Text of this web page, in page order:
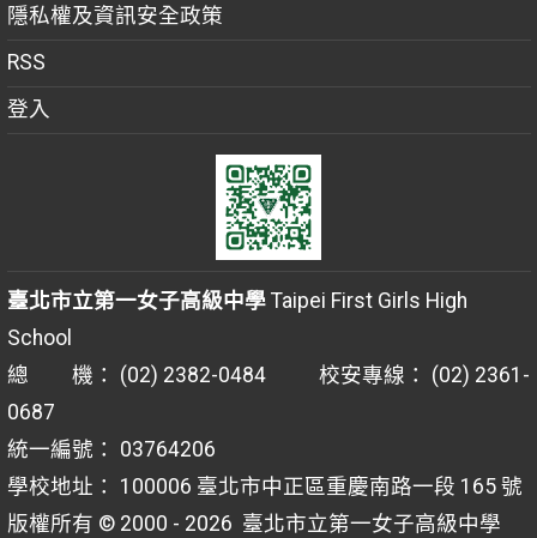
隱私權及資訊安全政策
RSS
登入
臺北市立第一女子高級中學Taipei First Girls High
School
總 機： (02) 2382-0484 校安專線： (02) 2361-
0687
統一編號： 03764206
學校地址： 100006 臺北市中正區重慶南路一段 165 號
版權所有 © 2000 - 2026 臺北市立第一女子高級中學